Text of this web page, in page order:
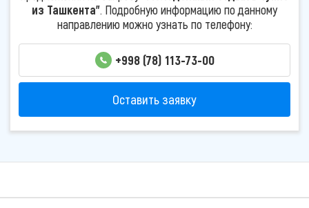
из Ташкента". Подробную информацию по данному
направлению можно узнать по телефону:
+998 (78) 113-73-00
Оставить заявку